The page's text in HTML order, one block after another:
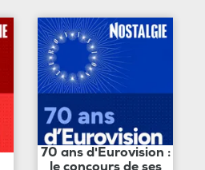
70 ans d'Eurovision :
le concours de ses